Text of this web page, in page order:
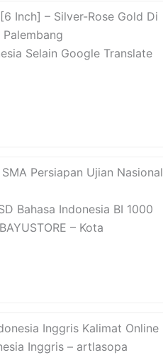
Inch] – Silver-Rose Gold Di
Palembang
Selain Google Translate
Persiapan Ujian Nasional
Bahasa Indonesia BI 1000
– Kota
Inggris Kalimat Online
Inggris – artlasopa